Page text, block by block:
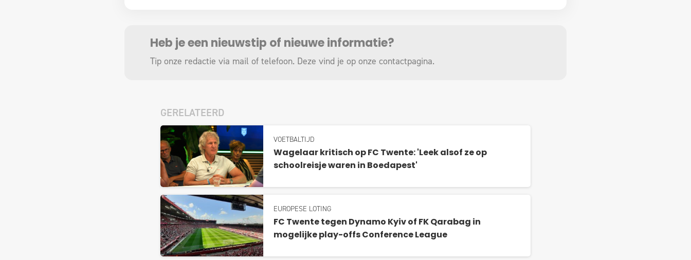
Heb je een nieuwstip of nieuwe informatie?
Tip onze redactie via mail of telefoon. Deze vind je op onze contactpagina.
GERELATEERD
VOETBALTIJD
Wagelaar kritisch op FC Twente: 'Leek alsof ze op
schoolreisje waren in Boedapest'
EUROPESE LOTING
FC Twente tegen Dynamo Kyiv of FK Qarabag in
mogelijke play-offs Conference League